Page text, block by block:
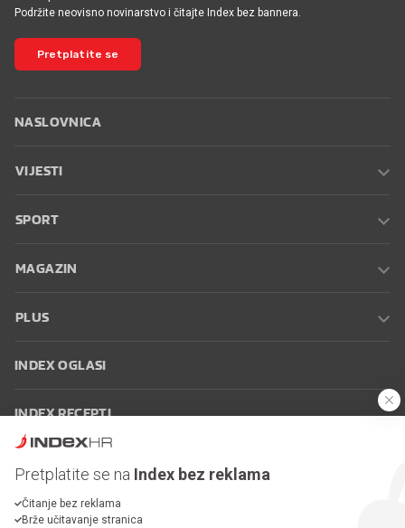
Podržite neovisno novinarstvo i čitajte Index bez bannera.
Pretplatite se
NASLOVNICA
VIJESTI
SPORT
MAGAZIN
PLUS
INDEX OGLASI
INDEX RECEPTI
Oglašavanje Zaposli se na Indexu
korištenja
Postavke kolačića
Pretplatite se na Index bez reklama
Čitanje bez reklama
Brže učitavanje stranica